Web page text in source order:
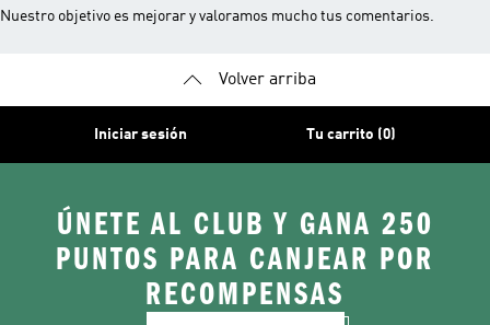
Nuestro objetivo es mejorar y valoramos mucho tus comentarios.
Volver arriba
Iniciar sesión Tu carrito (0)
ÚNETE AL CLUB Y GANA 250
PUNTOS PARA CANJEAR POR
RECOMPENSAS